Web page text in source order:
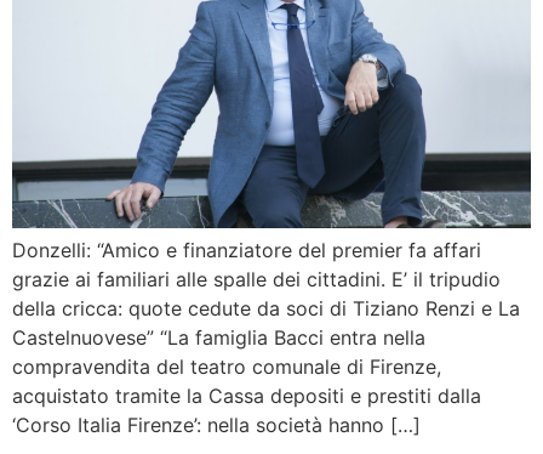
Donzelli: “Amico e finanziatore del premier fa affari
grazie ai familiari alle spalle dei cittadini. E’ il tripudio
della cricca: quote cedute da soci di Tiziano Renzi e La
Castelnuovese” “La famiglia Bacci entra nella
compravendita del teatro comunale di Firenze,
acquistato tramite la Cassa depositi e prestiti dalla
‘Corso Italia Firenze’: nella società hanno […]